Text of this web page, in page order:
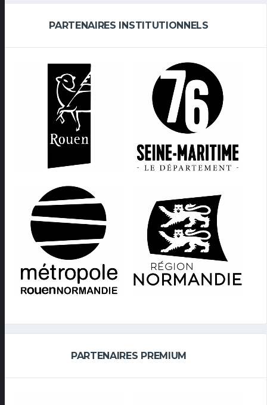
PARTENAIRES INSTITUTIONNELS
PARTENAIRES PREMIUM